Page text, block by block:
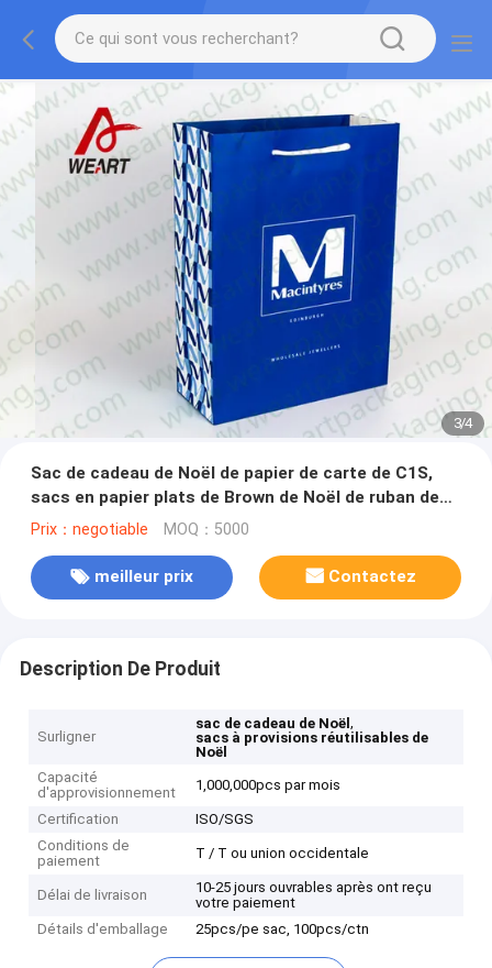
3/4
Sac de cadeau de Noël de papier de carte de C1S,
sacs en papier plats de Brown de Noël de ruban de
pp
Prix：negotiable MOQ：5000
meilleur prix Contactez
Description De Produit
Surligner
sac de cadeau de Noël,
sacs à provisions réutilisables de
Noël
Capacité
d'approvisionnement
1,000,000pcs par mois
Certification
ISO/SGS
Conditions de
paiement
T / T ou union occidentale
Délai de livraison
10-25 jours ouvrables après ont reçu
votre paiement
Détails d'emballage
25pcs/pe sac, 100pcs/ctn